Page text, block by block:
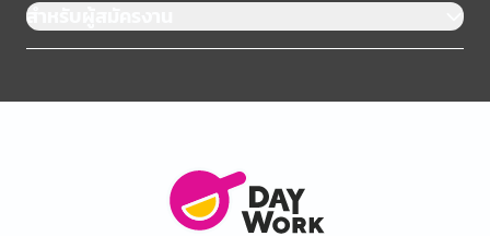
สำหรับผู้สมัครงาน